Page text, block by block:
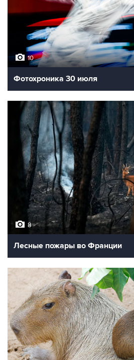
10
Фотохроника 30 июля
8
Лесные пожары во Франции